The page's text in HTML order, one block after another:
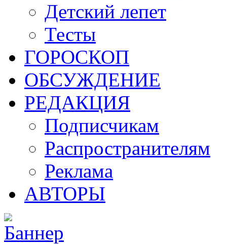
Детский лепет
Тесты
ГОРОСКОП
ОБСУЖДЕНИЕ
РЕДАКЦИЯ
Подписчикам
Распространителям
Реклама
АВТОРЫ